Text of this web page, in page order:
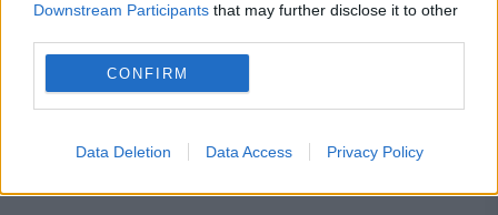
Downstream Participants that may further disclose it to other
CONFIRM
Data Deletion Data Access Privacy Policy